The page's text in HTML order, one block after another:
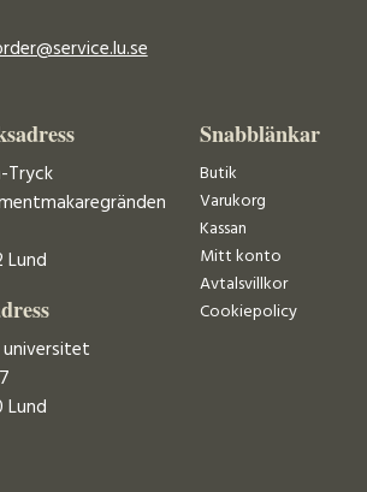
Tryck
Lund
universitet
Lund
Snabblänkar
Butik
Varukorg
Kassan
Mitt konto
Avtalsvillkor
Cookiepolicy